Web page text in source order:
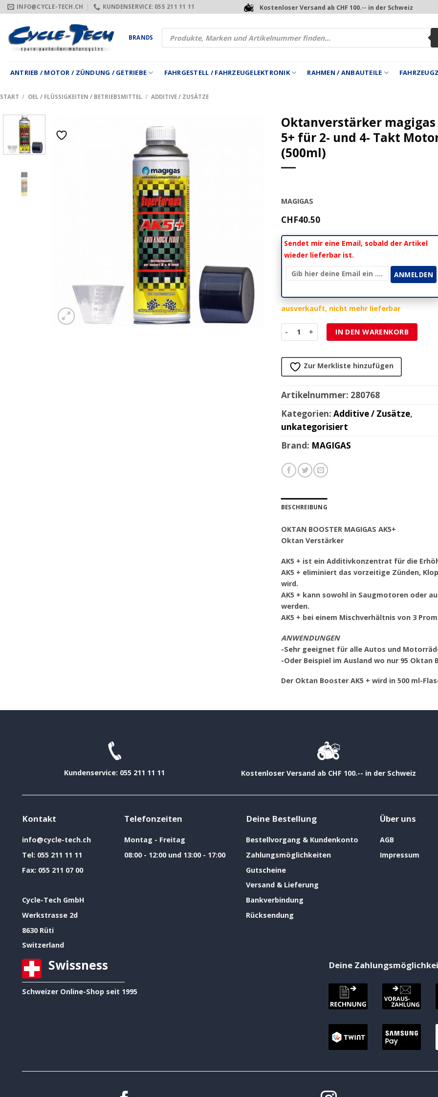
Zum
Inhalt
springen
INFO@CYCLE-TECH.CH KUNDENSERVICE: 055 211 11 11 Kostenloser Versand ab CHF 100.-- in der Schweiz
BRANDS
Products
search
ANTRIEB / MOTOR / ZÜNDUNG / GETRIEBE FAHRGESTELL / FAHRZEUGELEKTRONIK RAHMEN / ANBAUTEILE
START / OEL / FLÜSSIGKEITEN / BETRIEBSMITTEL / ADDITIVE / ZUSÄTZE
Oktanverstärker magigas
5+ für 2- und 4- Takt
(500ml)
MAGIGAS
CHF40.50
Sendet mir eine Email, sobald der Artikel
wieder lieferbar ist.
ausverkauft, nicht mehr lieferbar
Oktanverstärker magigas AK 5+ für 2- und 4-
IN DEN WARENKORB
Zur Merkliste hinzufügen
Artikelnummer: 280768
Kategorien: Additive / Zusätze,
unkategorisiert
Brand: MAGIGAS
BESCHREIBUNG
OKTAN BOOSTER MAGIGAS AK5+
Oktan Verstärker
AK5 + ist ein Additivkonzentrat für die
AK5 + eliminiert das vorzeitige Zünden,
wird.
AK5 + kann sowohl in Saugmotoren oder
werden.
AK5 + bei einem Mischverhältnis von 3
ANWENDUNGEN
-Sehr geeignet für alle Autos und
-Oder Beispiel im Ausland wo nur 95
Der Oktan Booster AK5 + wird in 500 ml-
Kundenservice: 055 211 11 11 Kostenloser Versand ab CHF 100.-- in der Schweiz
Kontakt
info@cycle-tech.ch
Tel: 055 211 11 11
Fax: 055 211 07 00
Cycle-Tech GmbH
Werkstrasse 2d
8630 Rüti
Switzerland
Telefonzeiten
Montag - Freitag
08:00 - 12:00 und 13:00 - 17:00
Deine Bestellung
Bestellvorgang & Kundenkonto
Zahlungsmöglichkeiten
Gutscheine
Versand & Lieferung
Bankverbindung
Rücksendung
Über uns
AGB
Impressum
Swissness
Schweizer Online-Shop seit 1995
Deine